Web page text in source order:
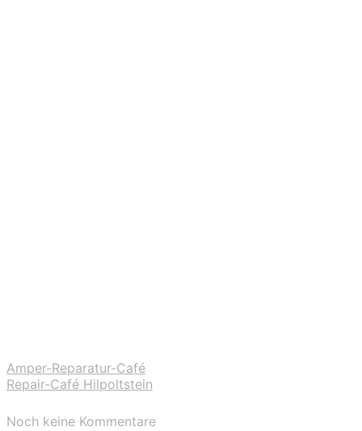
Amper-Reparatur-Café
Repair-Café Hilpoltstein
Noch keine Kommentare